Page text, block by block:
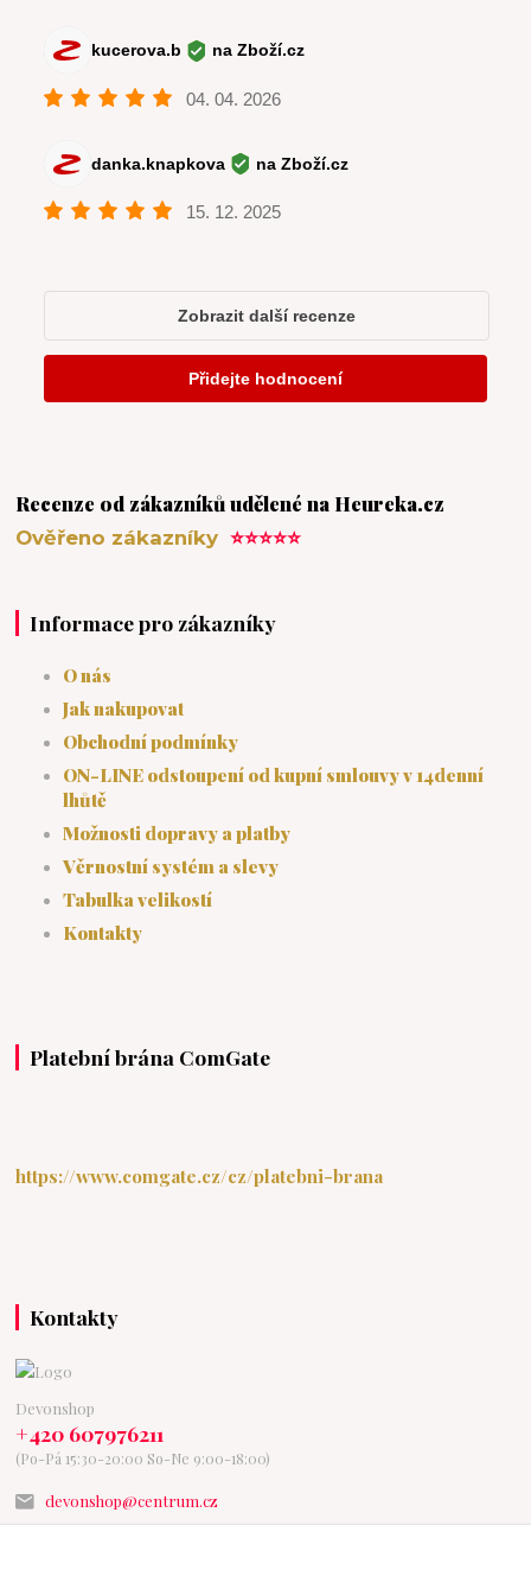
Recenze od zákazníků udělené na Heureka.cz
Ověřeno zákazníky⭐⭐⭐⭐⭐
Informace pro zákazníky
O nás
Jak nakupovat
Obchodní podmínky
ON-LINE odstoupení od kupní smlouvy v 14denní
lhůtě
Možnosti dopravy a platby
Věrnostní systém a slevy
Tabulka velikostí
Kontakty
Platební brána ComGate
https://www.comgate.cz/cz/platebni-brana
Kontakty
Devonshop
+420 607976211
(Po-Pá 15:30-20:00 So-Ne 9:00-18:00)
devonshop@centrum.cz